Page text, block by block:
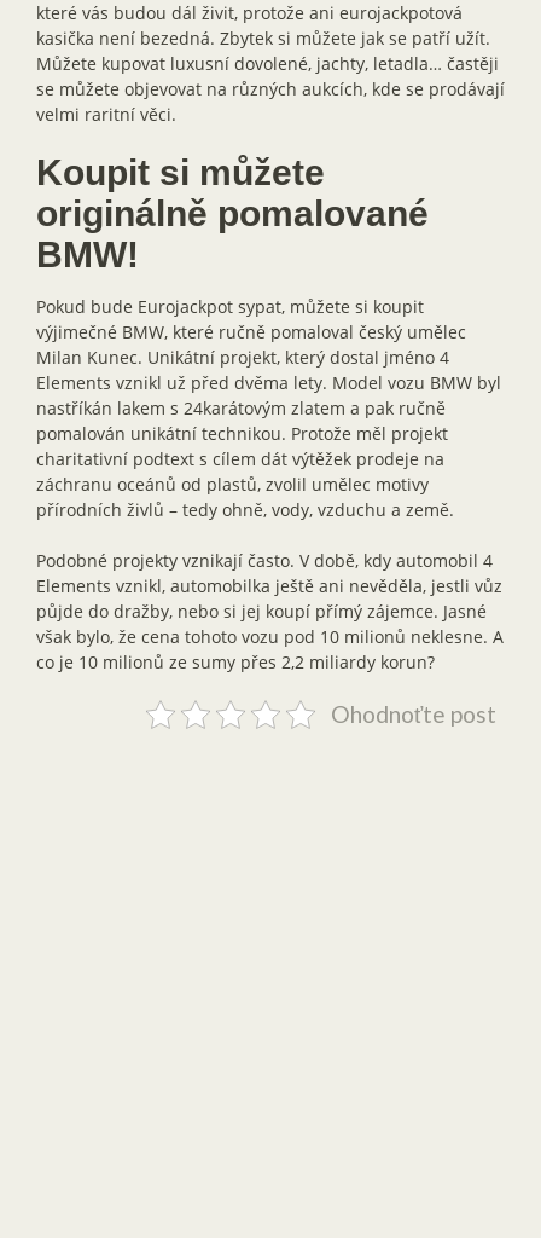
které vás budou dál živit, protože ani eurojackpotová
kasička není bezedná. Zbytek si můžete jak se patří užít.
Můžete kupovat luxusní dovolené, jachty, letadla… častěji
se můžete objevovat na různých aukcích, kde se prodávají
velmi raritní věci.
Koupit si můžete
originálně pomalované
BMW!
Pokud bude Eurojackpot sypat, můžete si koupit
výjimečné BMW, které ručně pomaloval český umělec
Milan Kunec. Unikátní projekt, který dostal jméno 4
Elements vznikl už před dvěma lety. Model vozu BMW byl
nastříkán lakem s 24karátovým zlatem a pak ručně
pomalován unikátní technikou. Protože měl projekt
charitativní podtext s cílem dát výtěžek prodeje na
záchranu oceánů od plastů, zvolil umělec motivy
přírodních živlů – tedy ohně, vody, vzduchu a země.
Podobné projekty vznikají často. V době, kdy automobil 4
Elements vznikl, automobilka ještě ani nevěděla, jestli vůz
půjde do dražby, nebo si jej koupí přímý zájemce. Jasné
však bylo, že cena tohoto vozu pod 10 milionů neklesne. A
co je 10 milionů ze sumy přes 2,2 miliardy korun?
Ohodnoťte post